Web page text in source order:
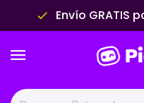
done Envío GRATIS